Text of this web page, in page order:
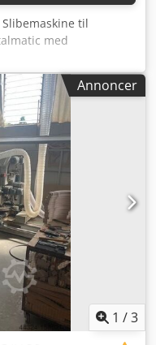
Slibemaskine til
med
arbejdslængde 1200
Annoncer
1 /3